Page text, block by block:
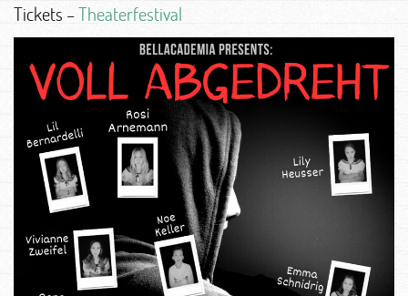
Tickets –Theaterfestival